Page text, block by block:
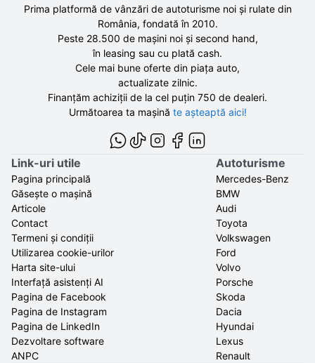
Prima platformă de vânzări de autoturisme noi și rulate din
România, fondată în 2010.
Peste 28.500 demașini noi și second hand,
în leasing sau cu plată cash.
Cele mai bune oferte din piața auto,
actualizate zilnic.
Finanțăm achiziții de la cel puțin 750 de dealeri.
Următoarea ta mașină te așteaptă aici!
Link-uri utile
Pagina principală
Găsește o mașină
Articole
Contact
Termeni și condiții
Utilizarea cookie-urilor
Harta site-ului
Interfață asistenți AI
Pagina de Facebook
Pagina de Instagram
Pagina de LinkedIn
Dezvoltare software
ANPC
Autoturisme
Mercedes-Benz
BMW
Audi
Toyota
Volkswagen
Ford
Volvo
Porsche
Skoda
Dacia
Hyundai
Lexus
Renault